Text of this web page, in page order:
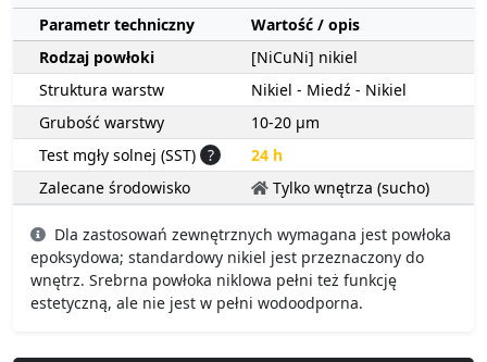
Parametr techniczny
Wartość / opis
Rodzaj powłoki
[NiCuNi] nikiel
Struktura warstw
Nikiel - Miedź - Nikiel
Grubość warstwy
10-20 µm
Test mgły solnej (SST) ?
24 h
Zalecane środowisko
Tylko wnętrza (sucho)
Dla zastosowań zewnętrznych wymagana jest powłoka
epoksydowa; standardowy nikiel jest przeznaczony do
wnętrz. Srebrna powłoka niklowa pełni też funkcję
estetyczną, ale nie jest w pełni wodoodporna.